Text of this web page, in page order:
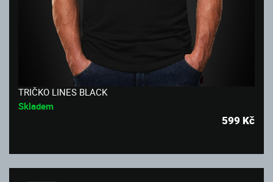
TRIČKO LINES BLACK
Skladem
599 Kč